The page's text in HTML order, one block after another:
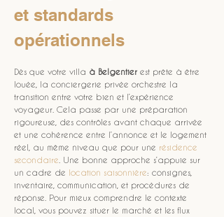
et standards
opérationnels
Dès que votre villa à Belgentier est prête à être
louée, la conciergerie privée orchestre la
transition entre votre bien et l’expérience
voyageur. Cela passe par une préparation
rigoureuse, des contrôles avant chaque arrivée
et une cohérence entre l’annonce et le logement
réel, au même niveau que pour une résidence
secondaire . Une bonne approche s’appuie sur
un cadre de location saisonnière: consignes,
inventaire, communication, et procédures de
réponse. Pour mieux comprendre le contexte
local, vous pouvez situer le marché et les flux